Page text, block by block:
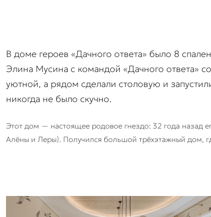
В доме героев «Дачного ответа» было 8
Элина Мусина с командой «Дачного ответа»
уютной, а рядом сделали столовую и
никогда не было скучно.
Этот дом — настоящее родовое гнездо: 32 года назад
Алёны и Леры). Получился большой трёхэтажный дом,